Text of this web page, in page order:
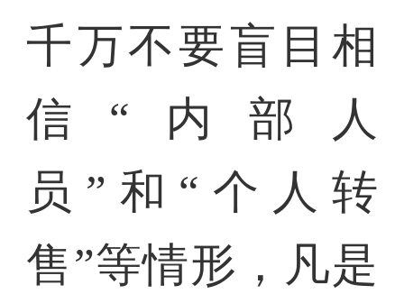
千万不要盲目相
信“内部人
员”和“个人转
售”等情形，凡是